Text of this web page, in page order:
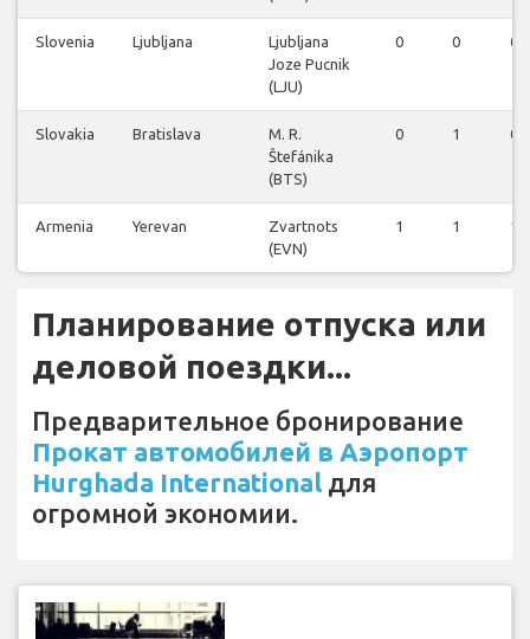
Slovenia Ljubljana
Ljubljana
Joze Pucnik
(LJU)
0 0 0
Slovakia Bratislava
M. R.
Štefánika
(BTS)
0 1 0
Armenia Yerevan
Zvartnots
(EVN)
1 1 1
Планирование отпуска или
деловой поездки...
Предварительное бронирование
Прокат автомобилей в Аэропорт
Hurghada International для
огромной экономии.